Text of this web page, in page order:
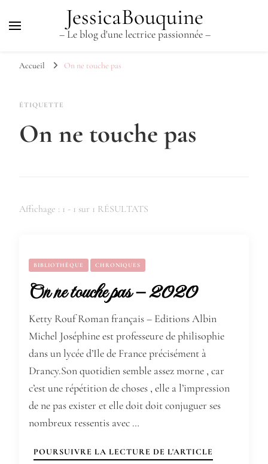
JessicaBouquine
– Le blog d'une lectrice passionnée –
Accueil On ne touche pas
ÉTIQUETTE
On ne touche pas
Affichage : 1 - 1 sur 1 RÉSULTATS
BIBLIOTHÈQUE CHRONIQUES
On ne touche pas – 2020
Ketty Rouf Roman français – Editions Albin
Michel Joséphine est professeure de philisophie
dans un lycée d’Ile de France précisément à
Drancy.Son quotidien semble assez morne , car
c’est une répétition de choses , elle a l’impression
de ne pas exister et elle doit doit conjuguer ses
nombreux ressentis avec …
POURSUIVRE LA LECTURE DE L'ARTICLE